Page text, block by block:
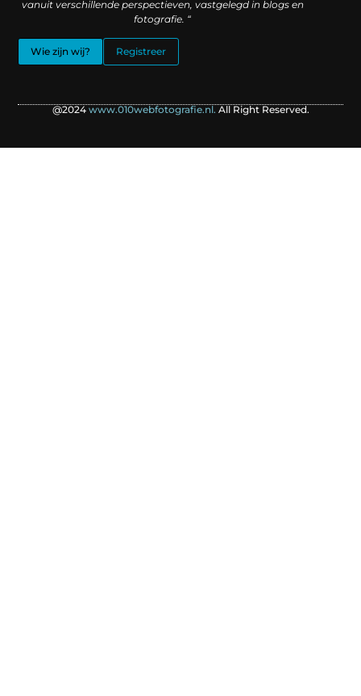
vanuit verschillende perspectieven, vastgelegd in blogs en
fotografie. “
Wie zijn wij? Registreer
@2024 www.010webfotografie.nl. All Right Reserved.